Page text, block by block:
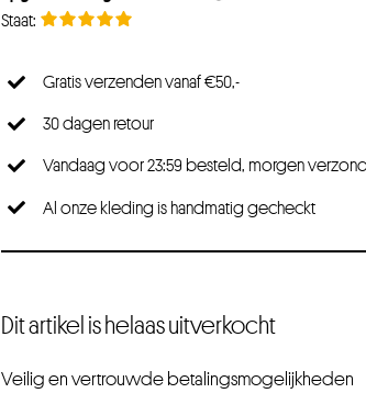
Gratis verzenden vanaf €50,-
30 dagen retour
Vandaag voor 23:59 besteld, morgen
Al onze kleding is handmatig gecheckt
Dit artikel is helaas uitverkocht
Veilig en vertrouwde betalingsmogelijkheden